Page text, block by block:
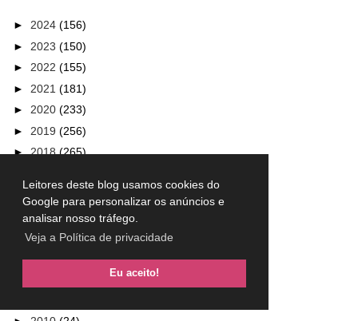
Leitores deste blog usamos cookies do
Google para personalizar os anúncios e
analisar nosso tráfego.
Veja a Política de privacidade
Eu aceito!
► 2024 (156)
► 2023 (150)
► 2022 (155)
► 2021 (181)
► 2020 (233)
► 2019 (256)
►2018(265)
►
2016
►2015(230)
►2014 (240)
►2013(157)